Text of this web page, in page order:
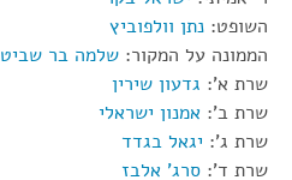
השופט: נתן וולפוביץ
הממונה על המקור: שלמה בר שביט
שרת א': גדעון שירין
שרת ב': אמנון ישראלי
שרת ג': יגאל בגדד
שרת ד': סרג' אלבז